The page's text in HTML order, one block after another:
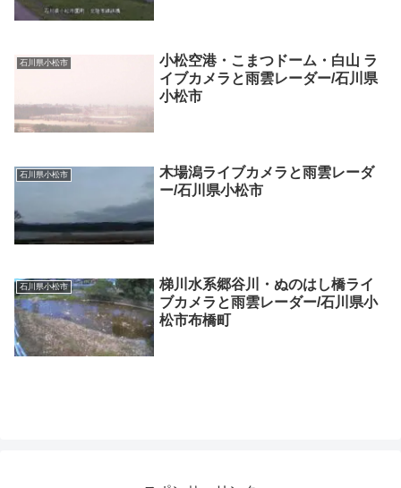
石川県小松市
小松空港・こまつドーム・白山 ラ
イブカメラと雨雲レーダー/石川県
小松市
石川県小松市
木場潟ライブカメラと雨雲レーダ
ー/石川県小松市
石川県小松市
梯川水系郷谷川・ぬのはし橋ライ
ブカメラと雨雲レーダー/石川県小
松市布橋町